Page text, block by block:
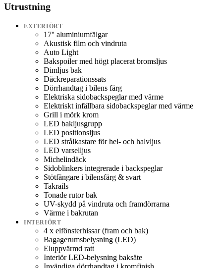
Utrustning
EXTERIÖRT
17'' aluminiumfälgar
Akustisk film och vindruta
Auto Light
Bakspoiler med högt placerat bromsljus
Dimljus bak
Däckreparationssats
Dörrhandtag i bilens färg
Elektriska sidobackspeglar med värme
Elektriskt infällbara sidobackspeglar med värme
Grill i mörk krom
LED bakljusgrupp
LED positionsljus
LED strålkastare för hel- och halvljus
LED varselljus
Michelindäck
Sidoblinkers integrerade i backspeglar
Stötfångare i bilensfärg & svart
Takrails
Tonade rutor bak
UV-skydd på vindruta och framdörrarna
Värme i bakrutan
INTERIÖRT
4 x elfönsterhissar (fram och bak)
Bagagerumsbelysning (LED)
Eluppvärmd ratt
Interiör LED-belysning baksäte